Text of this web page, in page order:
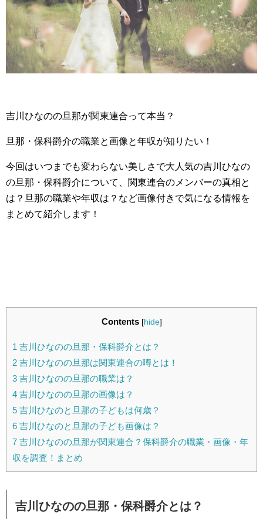
吉川ひなのの旦那が関東連合って本当？
旦那・保科爵介の職業と画像と年収が知りたい！
今回はいつまでも変わらない美しさで大人気の吉川ひなの
の旦那・保科爵介について、関東連合のメンバーの真相と
は？旦那の職業や年収は？など画像付きで気になる情報を
まとめて紹介します！
Contents [hide]
1 吉川ひなのの旦那・保科爵介とは？
2 吉川ひなのの旦那は関東連合の噂とは！
3 吉川ひなのの旦那の職業は？
4 吉川ひなのの旦那の画像は？
5 吉川ひなのと旦那の子どもは何歳？
6 吉川ひなのと旦那の子ども画像は？
7 吉川ひなのの旦那が関東連合？保科爵介の職業・画像・年
収を調査！まとめ
吉川ひなのの旦那・保科爵介とは？